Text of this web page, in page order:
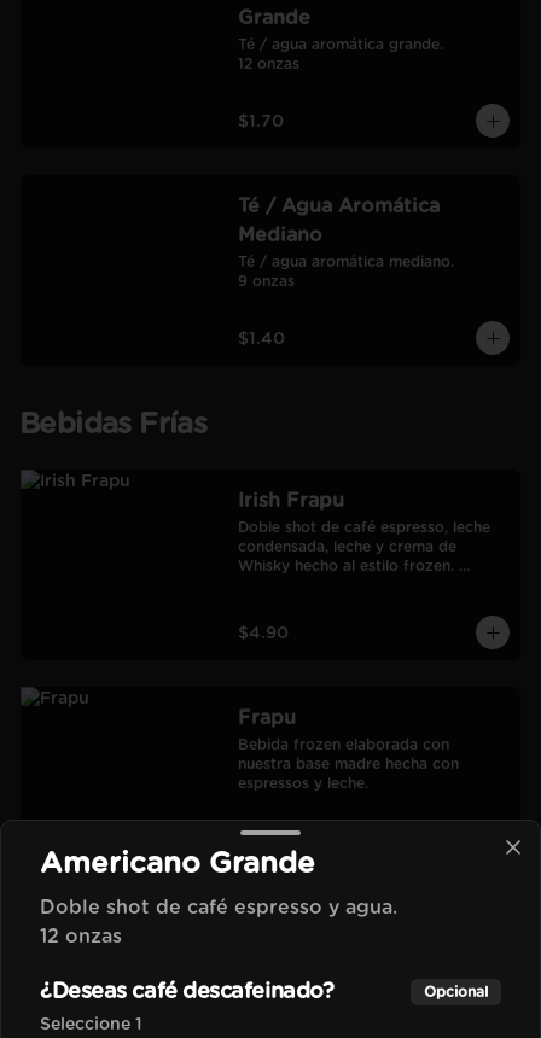
Grande
Té / agua aromática grande.
12 onzas
$1.70
Té / Agua Aromática
Mediano
Té / agua aromática mediano.
9 onzas
$1.40
Bebidas Frías
Irish Frapu
Doble shot de café espresso, leche
condensada, leche y crema de
Whisky hecho al estilo frozen.
$4.90
Frapu
Bebida frozen elaborada con
nuestra base madre hecha con
espressos y leche.
nuestra base madre hecha con
espressos, leche y salsa de
Americano Grande
Doble shot de café espresso y agua.
12 onzas
¿Deseas café descafeinado? Opcional
Seleccione 1